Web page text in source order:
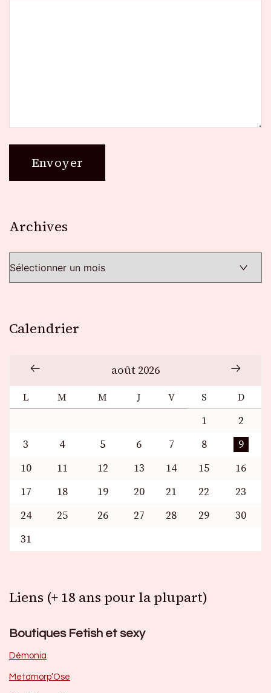
Archives
Calendrier
août 2026
L M M J V S D
1
2
3
4 5 6 7 8
9
10
11 12 13 14 15
16
17
18 19 20 21 22
23
24
25 26 27 28 29
30
31
Liens (+ 18 ans pour la plupart)
Boutiques Fetish et sexy
Dèmonia
Metamorp’Ose